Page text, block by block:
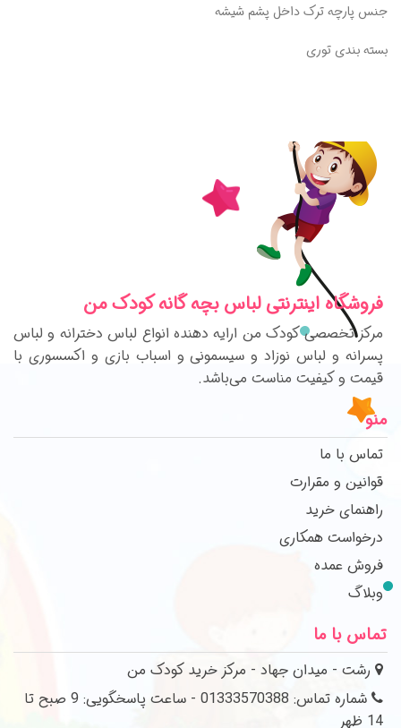
جنس پارچه ترک داخل پشم شیشه
بسته بندی توری
فروشگاه اینترنتی لباس بچه گانه کودک من
مرکز تخصصی کودک من ارایه دهنده انواع لباس دخترانه و لباس
پسرانه و لباس نوزاد و سیسمونی و اسباب بازی و اکسسوری با
قیمت و کیفیت مناست می‌باشد.
منو
تماس با ما
قوانین و مقرارت
راهنمای خرید
درخواست همکاری
فروش عمده
وبلاگ
تماس با ما
رشت - میدان جهاد - مرکز خرید کودک من
شماره تماس: 01333570388 - ساعت پاسخگویی: 9 صبح تا
14 ظهر